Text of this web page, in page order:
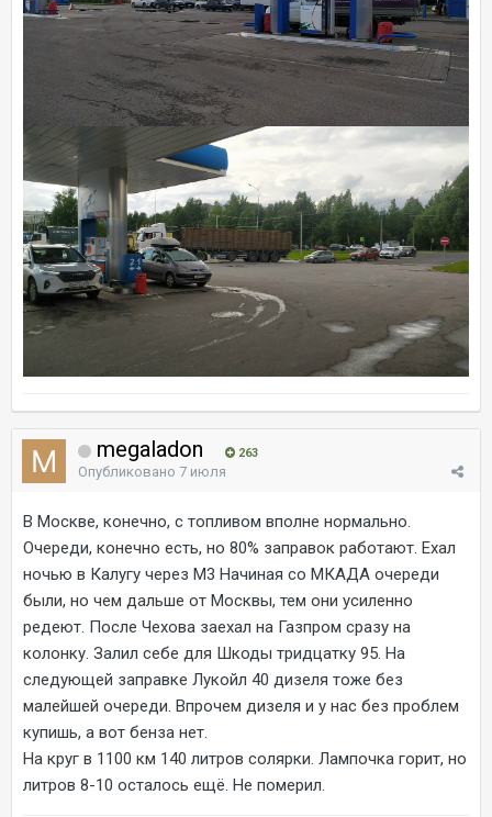
megaladon 263
Опубликовано 7 июля
В Москве, конечно, с топливом вполне нормально.
Очереди, конечно есть, но 80% заправок работают. Ехал
ночью в Калугу через М3 Начиная со МКАДА очереди
были, но чем дальше от Москвы, тем они усиленно
редеют. После Чехова заехал на Газпром сразу на
колонку. Залил себе для Шкоды тридцатку 95. На
следующей заправке Лукойл 40 дизеля тоже без
малейшей очереди. Впрочем дизеля и у нас без проблем
купишь, а вот бенза нет.
На круг в 1100 км 140 литров солярки. Лампочка горит, но
литров 8-10 осталось ещё. Не померил.